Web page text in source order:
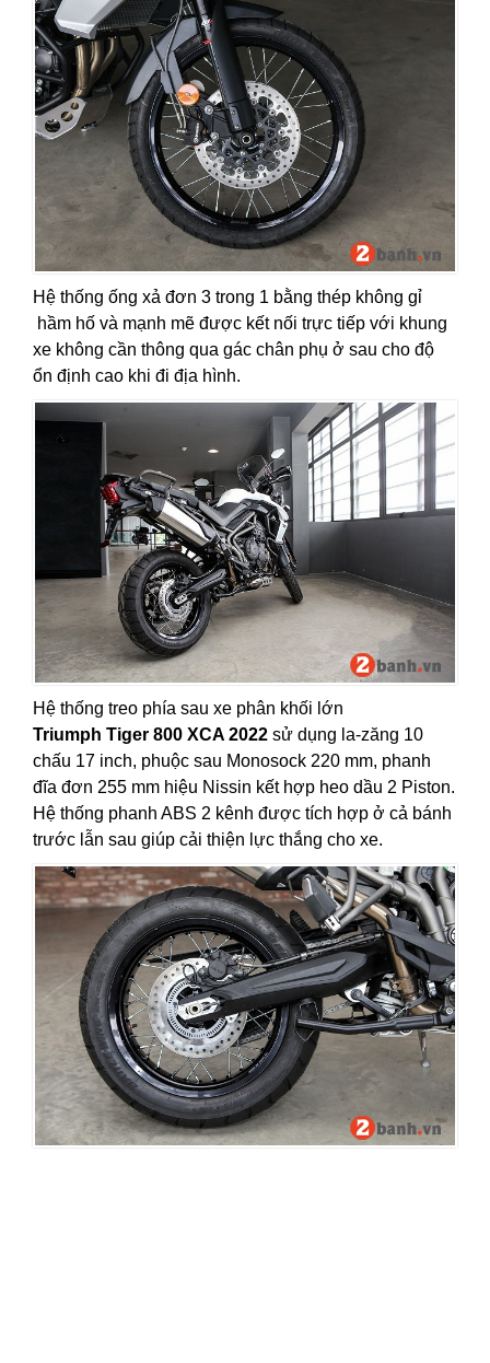
Hệ thống ống xả đơn 3 trong 1 bằng thép không gỉ
hầm hố và mạnh mẽ được kết nối trực tiếp với khung
xe không cần thông qua gác chân phụ ở sau cho độ
ổn định cao khi đi địa hình.
Hệ thống treo phía sau xe phân khối lớn
Triumph Tiger 800 XCA 2022 sử dụng la-zăng 10
chấu 17 inch, phuộc sau Monosock 220 mm, phanh
đĩa đơn 255 mm hiệu Nissin kết hợp heo dầu 2 Piston.
Hệ thống phanh ABS 2 kênh được tích hợp ở cả bánh
trước lẫn sau giúp cải thiện lực thắng cho xe.